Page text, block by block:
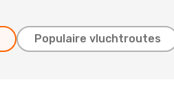
Populaire vluchtroutes